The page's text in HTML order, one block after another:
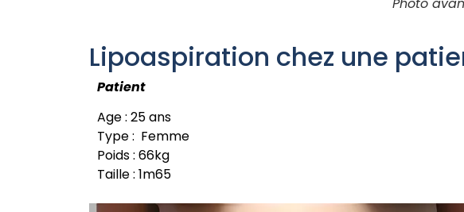
Lipoaspiration chez une
Patient
Age : 25 ans
Type : Femme
Poids : 66kg
Taille : 1m65